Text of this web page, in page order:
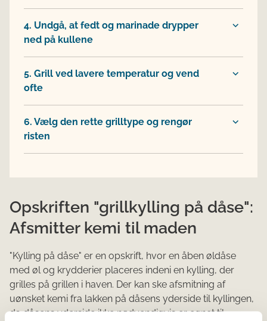
4. Undgå, at fedt og marinade drypper
ned på kullene
5. Grill ved lavere temperatur og vend
ofte
6. Vælg den rette grilltype og rengør
risten
Opskriften "grillkylling på dåse":
Afsmitter kemi til maden
"Kylling på dåse" er en opskrift, hvor en åben øldåse
med øl og krydderier placeres indeni en kylling, der
grilles på grillen i haven. Der kan ske afsmitning af
uønsket kemi fra lakken på dåsens yderside til kyllingen,
da dåsens yderside ikke nødvendigvis er egnet til